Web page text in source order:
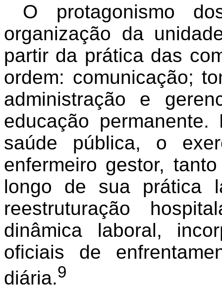
O protagonismo
organização da
partir da prática das
ordem: comunicação;
administração e
educação
saúde pública, o
enfermeiro gestor,
longo de sua prática
reestruturação
dinâmica laboral,
oficiais de
diária.9